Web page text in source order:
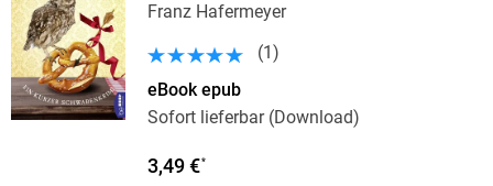
Franz Hafermeyer
(1 )
eBook epub
Sofort lieferbar (Download)
3,49 €*